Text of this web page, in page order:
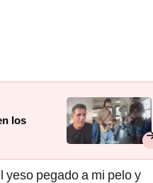
los
yeso pegado a mi pelo y